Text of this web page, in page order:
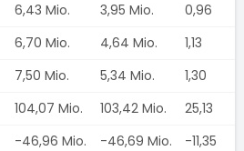
6,43 Mio. 3,95 Mio. 0,96
6,70 Mio. 4,64 Mio. 1,13
7,50 Mio. 5,34 Mio. 1,30
104,07 Mio. 103,42 Mio. 25,13
-46,96 Mio. -46,69 Mio. -11,35